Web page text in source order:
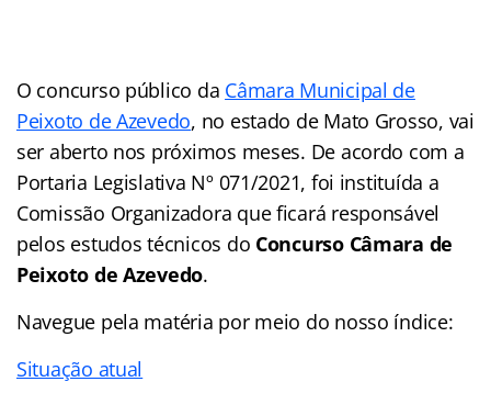
O concurso público da Câmara Municipal de
Peixoto de Azevedo, no estado de Mato Grosso, vai
ser aberto nos próximos meses. De acordo com a
Portaria Legislativa Nº 071/2021, foi instituída a
Comissão Organizadora que ficará responsável
pelos estudos técnicos do Concurso Câmara de
Peixoto de Azevedo.
Navegue pela matéria por meio do nosso índice:
Situação atual